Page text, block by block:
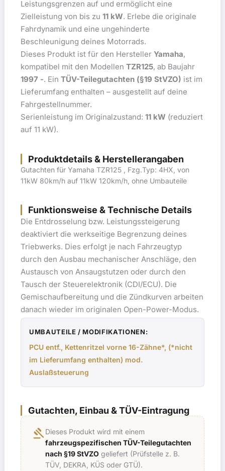
Leistungsgrenzen auf und ermöglicht eine
Zielleistung von bis zu 11 kW. Erlebe die originale
Fahrdynamik und eine ungehinderte
Beschleunigung deines Motorrads.
Dieses Produkt ist für den Hersteller Yamaha,
kompatibel mit den Modellen TZR125, ab Baujahr
1997 -. Ein TÜV-Teilegutachten (§19 StVZO) ist im
Lieferumfang enthalten – ausgestellt auf deine
Fahrgestellnummer.
Serienleistung im Originalzustand: 11 kW (reduziert
auf 11 kW).
Produktdetails & Herstellerangaben
Gutachten für Yamaha TZR125 , Fzg.Typ: 4HX, von
11kW 80km/h auf 11kW 120km/h, ohne Umbauteile
Funktionsweise & Technische Details
Die Entdrosselung bzw. Leistungssteigerung
deaktiviert die werkseitige Begrenzung deines
Triebwerks. Dies erfolgt je nach Fahrzeugtyp
durch den Ausbau mechanischer Anschläge, den
Austausch von Ansaugstutzen oder durch den
Tausch der Steuerelektronik (CDI/ECU). Die
Gemischaufbereitung und die Zündkurven arbeiten
danach wieder im originalen Open-Power-Modus.
UMBAUTEILE / MODIFIKATIONEN:
PCU entf., Kettenritzel vorne 16-Zähne*, (*nicht
im Lieferumfang enthalten) mod.
Auslaßsteuerung
Gutachten, Einbau & TÜV-Eintragung
gavel Dieses Produkt wird mit einem
fahrzeugspezifischen TÜV-Teilegutachten
nach §19 StVZO geliefert (Prüfstelle z. B.
TÜV, DEKRA, KÜS oder GTÜ).